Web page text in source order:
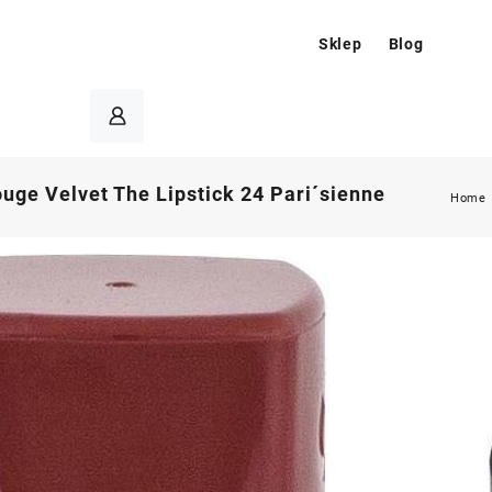
Sklep Blog
Velvet The Lipstick 24 Pari´sienne Home